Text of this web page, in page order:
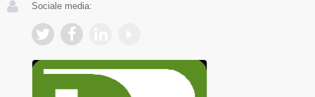
Sociale media: